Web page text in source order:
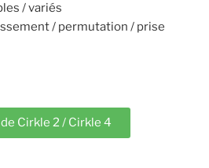
/ variés
/ permutation / prise
Cirkle 2 / Cirkle 4